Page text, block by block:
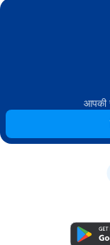
आपकी